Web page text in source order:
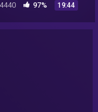
GEORGIA
GUIDESTONES
97% 19:44